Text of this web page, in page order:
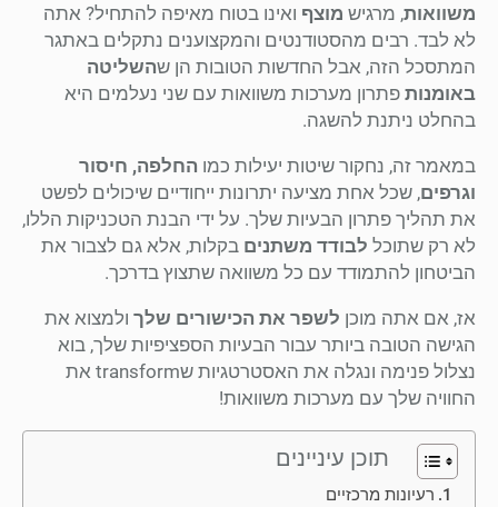
משוואות, מרגיש מוצף ואינו בטוח מאיפה להתחיל? אתה
לא לבד. רבים מהסטודנטים והמקצוענים נתקלים באתגר
המתסכל הזה, אבל החדשות הטובות הן שהשליטה
באומנות פתרון מערכות משוואות עם שני נעלמים היא
בהחלט ניתנת להשגה.
במאמר זה, נחקור שיטות יעילות כמו החלפה, חיסור
וגרפים, שכל אחת מציעה יתרונות ייחודיים שיכולים לפשט
את תהליך פתרון הבעיות שלך. על ידי הבנת הטכניקות הללו,
לא רק שתוכל לבודד משתנים בקלות, אלא גם לצבור את
הביטחון להתמודד עם כל משוואה שתצוץ בדרכך.
אז, אם אתה מוכן לשפר את הכישורים שלך ולמצוא את
הגישה הטובה ביותר עבור הבעיות הספציפיות שלך, בוא
נצלול פנימה ונגלה את האסטרטגיות שtransform את
החוויה שלך עם מערכות משוואות!
תוכן עיניינים
רעיונות מרכזיים